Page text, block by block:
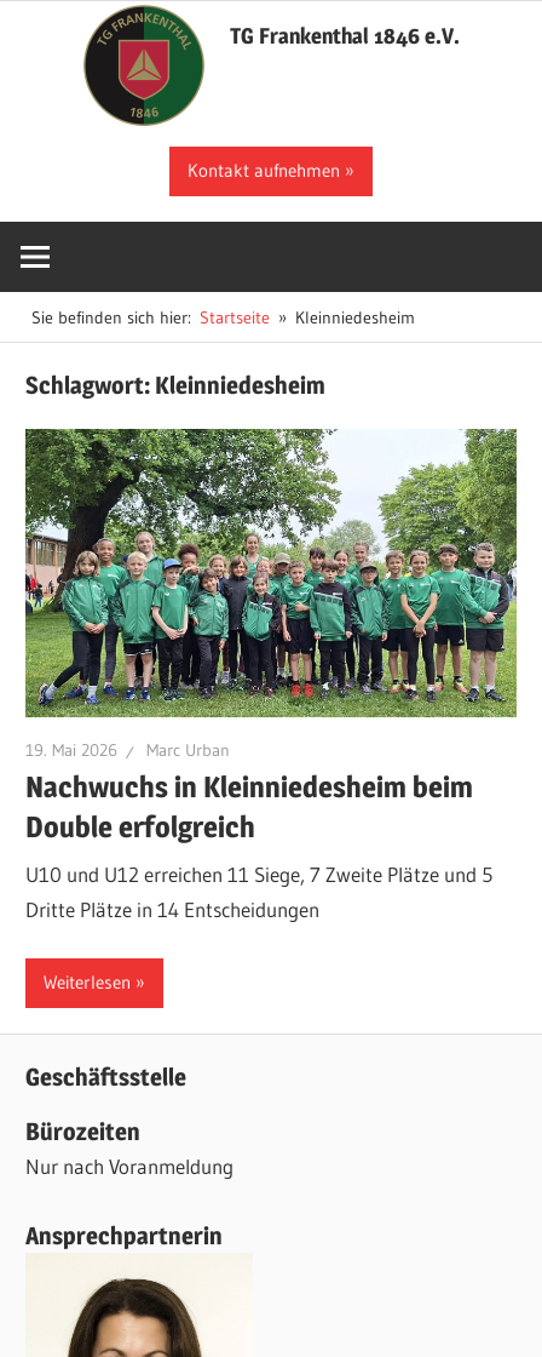
TG Frankenthal 1846 e.V.
Frankenthal
Kontakt aufnehmen
Sie befinden sich hier: Startseite Kleinniedesheim
Schlagwort: Kleinniedesheim
19. Mai 2026 Marc Urban
Nachwuchs in Kleinniedesheim beim
Double erfolgreich
U10 und U12 erreichen 11 Siege, 7 Zweite Plätze und 5
Dritte Plätze in 14 Entscheidungen
Weiterlesen
Geschäftsstelle
Bürozeiten
Nur nach Voranmeldung
Ansprechpartnerin